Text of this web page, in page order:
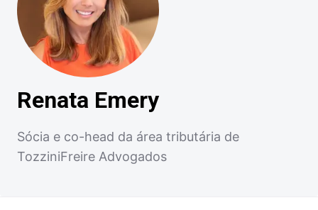
Renata Emery
Sócia e co-head da área tributária de
TozziniFreire Advogados